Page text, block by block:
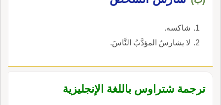
شاكسه.
لا يشارسُ المؤدَّبُ النَّاسَ.
ترجمة شتراوس باللغة الإنجليزية